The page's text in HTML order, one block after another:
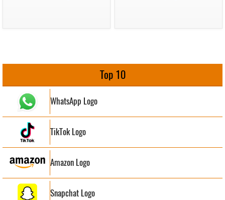
Top 10
WhatsApp Logo
TikTok Logo
Amazon Logo
Snapchat Logo